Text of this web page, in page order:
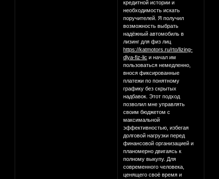
кредитной истории и
необходимость искать
поручителей. Я получил
возможность выбрать
надёжный автомобиль в
лизинг для физ лиц
https://katmotors.ru/rto/lizing-
dlya-fiz-lic и начал им
пользоваться немедленно,
внося фиксированные
платежи по понятному
графику без скрытых
надбавок. Этот подход
позволил мне управлять
своим бюджетом с
максимальной
эффективностью, избегая
долговой нагрузки перед
финансовой организацией и
планомерно двигаясь к
полному выкупу. Для
современного человека,
ценящего своё время и